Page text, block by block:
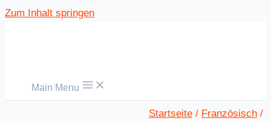
Zum Inhalt springen
Main Menu
Startseite
Französisch